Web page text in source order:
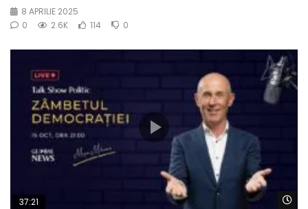
8 APRILIE 2025
0
2.6K 114 0
37:21